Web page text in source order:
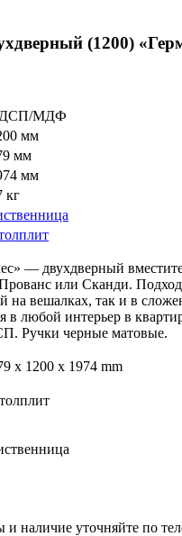
(1200)
МДФ
мм
мм
мм
кг
— двухдверный
или Сканди.
на вешалках, так и в
в любой интерьер в
Ручки черные матовые.
x 1200 x 1974 mm
и наличие уточняйте по